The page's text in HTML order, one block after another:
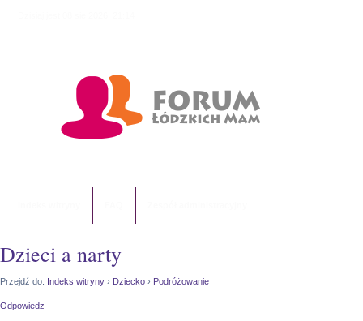
Dzieci a narty
Przejdź do: Indeks witryny › Dziecko › Podróżowanie
Odpowiedz